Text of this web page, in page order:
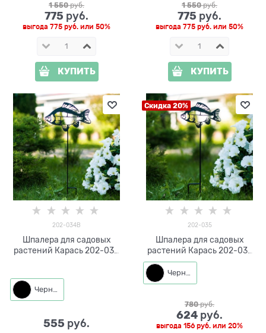
1 550 руб.
775 руб.
выгода 775 руб. или 50%
КУПИТЬ
1 550 руб.
775 руб.
выгода 775 руб. или 50%
КУПИТЬ
202-034B
Шпалера для садовых
растений Карась 202-034
Черный
555 руб.
Скидка 20%
202-035
Шпалера для садовых
растений Карась 202-035
h=77 см
Черный
780 руб.
624 руб.
выгода 156 руб. или 20%